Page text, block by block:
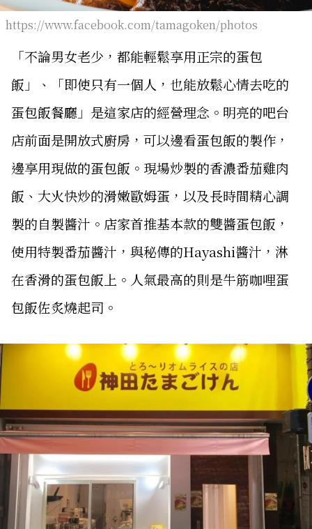
https://www.facebook.com/tamagoken/photos
「不論男女老少，都能輕鬆享用正宗的蛋包
飯」、「即使只有一個人，也能放鬆心情去吃的
蛋包飯餐廳」是這家店的經營理念。明亮的吧台
店前面是開放式廚房，可以邊看蛋包飯的製作，
邊享用現做的蛋包飯。現場炒製的香濃番茄雞肉
飯、大火快炒的滑嫩歐姆蛋，以及長時間精心調
製的自製醬汁。店家首推基本款的雙醬蛋包飯，
使用特製番茄醬汁，與秘傳的Hayashi醬汁，淋
在香滑的蛋包飯上。人氣最高的則是牛筋咖哩蛋
包飯佐炙燒起司。